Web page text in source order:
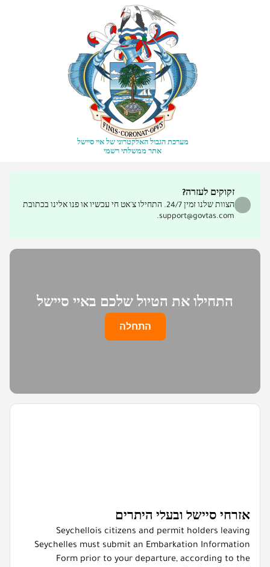
מערכת הגבול האלקטרוני של איי סיישל
אתר ממשלתי רשמי
זקוקים לעזרה?
הצוות שלנו זמין 24/7. התחילו צ'אט חי עכשיו או פנו אלינו בכתובת
support@govtas.com.
התחילו את הטיול שלכם באיי סיישל
התחלה
אזרחי סיישל ובעלי היתרים
Seychellois citizens and permit holders leaving
Seychelles must submit an Embarkation Information
Form prior to your departure, according to the